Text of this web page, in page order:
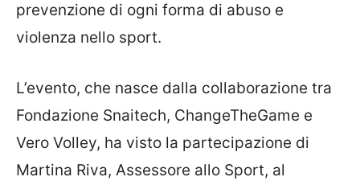
prevenzione di ogni forma di abuso e
violenza nello sport.
L’evento, che nasce dalla collaborazione tra
Fondazione Snaitech, ChangeTheGame e
Vero Volley, ha visto la partecipazione di
Martina Riva, Assessore allo Sport, al